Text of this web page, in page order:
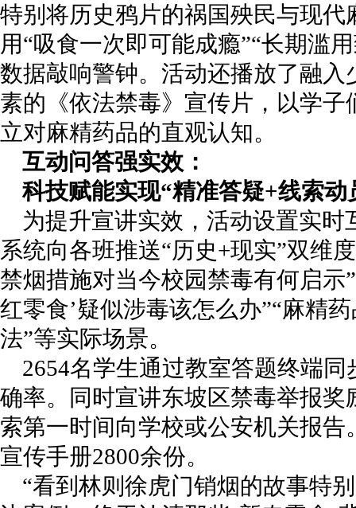
特别将历史鸦片的祸国殃民与现
用“吸食一次即可能成瘾”“长期滥
数据敲响警钟。活动还播放了融
素的《依法禁毒》宣传片，以学
立对麻精药品的直观认知。
互动问答强实效：
科技赋能实现“精准答疑+线索动
为提升宣讲实效，活动设置实
系统向各班推送“历史+现实”双维
禁烟措施对当今校园禁毒有何启示
红零食’疑似涉毒该怎么办”“麻精
法”等实际场景。
2654名学生通过教室答题终端
确率。同时宣讲东坡区禁毒举报
索第一时间向学校或公安机关报
宣传手册2800余份。
“看到林则徐虎门销烟的故事特